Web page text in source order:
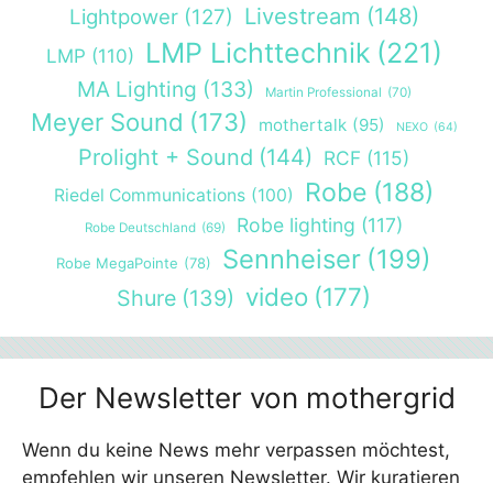
Lightpower (127) Livestream (148)
LMP (110) LMP Lichttechnik (221)
MA Lighting (133) Martin Professional (70)
Meyer Sound (173) mothertalk (95) NEXO (64)
Prolight + Sound (144) RCF (115)
Riedel Communications (100) Robe (188)
Robe Deutschland (69) Robe lighting (117)
Robe MegaPointe (78) Sennheiser (199)
Shure (139) video (177)
Der Newsletter von mothergrid
Wenn du keine News mehr verpassen möchtest,
empfehlen wir unseren Newsletter. Wir kuratieren